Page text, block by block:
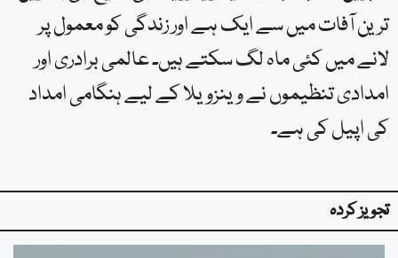
ماہرین کا کہنا ہے کہ یہ وینزویلا کی تاریخ کی بدترین
ترین آفات میں سے ایک ہے اور زندگی کو معمول پر
لانے میں کئی ماہ لگ سکتے ہیں۔ عالمی برادری اور
امدادی تنظیموں نے وینزویلا کے لیے ہنگامی امداد
کی اپیل کی ہے۔
تجویز کردہ